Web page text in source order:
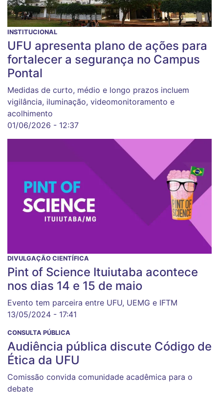
INSTITUCIONAL
UFU apresenta plano de ações para
fortalecer a segurança no Campus
Pontal
Medidas de curto, médio e longo prazos incluem
vigilância, iluminação, videomonitoramento e
acolhimento
01/06/2026 - 12:37
DIVULGAÇÃO CIENTÍFICA
Pint of Science Ituiutaba acontece
nos dias 14 e 15 de maio
Evento tem parceira entre UFU, UEMG e IFTM
13/05/2024 - 17:41
CONSULTA PÚBLICA
Audiência pública discute Código de
Ética da UFU
Comissão convida comunidade acadêmica para o
debate